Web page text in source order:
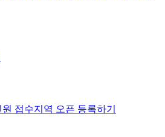
원 접수지역 오픈 등록하기